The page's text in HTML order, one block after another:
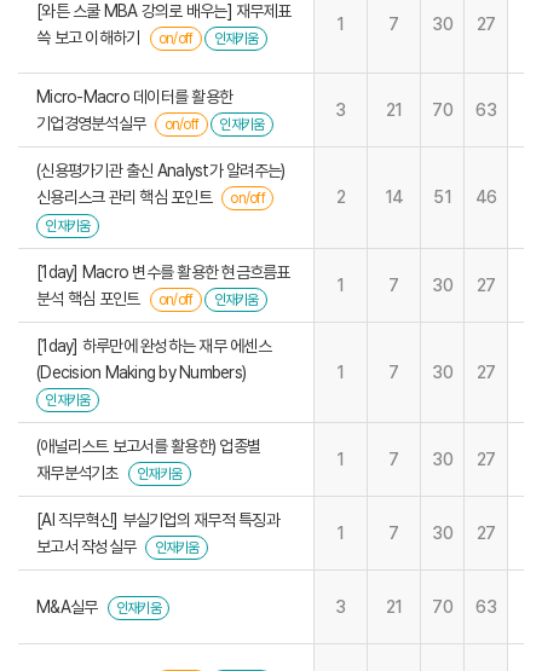
[와튼 스쿨 MBA 강의로 배우는] 재무제표
쓱 보고 이해하기
on/off 인재키움
1 7 30 27
Micro-Macro 데이터를 활용한
기업경영분석실무
on/off 인재키움
3 21 70 63
(신용평가기관 출신 Analyst가 알려주는)
신용리스크 관리 핵심 포인트
on/off
인재키움
2 14 51 46
[1day] Macro 변수를 활용한 현금흐름표
분석 핵심 포인트
on/off 인재키움
1 7 30 27
[1day] 하루만에 완성하는 재무 에센스
(Decision Making by Numbers)
인재키움
1 7 30 27
(애널리스트 보고서를 활용한) 업종별
재무분석기초
인재키움
1 7 30 27
[AI 직무혁신] 부실기업의 재무적 특징과
보고서 작성실무
인재키움
1 7 30 27
M&A실무 인재키움 3 21 70 63